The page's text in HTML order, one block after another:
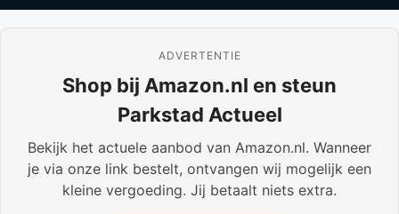
ADVERTENTIE
Shop bij Amazon.nl en steun
Parkstad Actueel
Bekijk het actuele aanbod van Amazon.nl. Wanneer
je via onze link bestelt, ontvangen wij mogelijk een
kleine vergoeding. Jij betaalt niets extra.